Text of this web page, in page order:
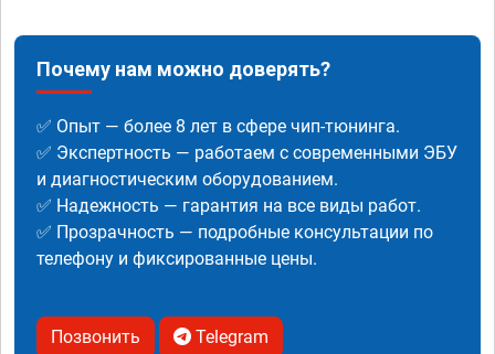
Почему нам можно доверять?
✅ Опыт — более 8 лет в сфере чип-тюнинга.
✅ Экспертность — работаем с современными ЭБУ
и диагностическим оборудованием.
✅ Надежность — гарантия на все виды работ.
✅ Прозрачность — подробные консультации по
телефону и фиксированные цены.
Позвонить Telegram